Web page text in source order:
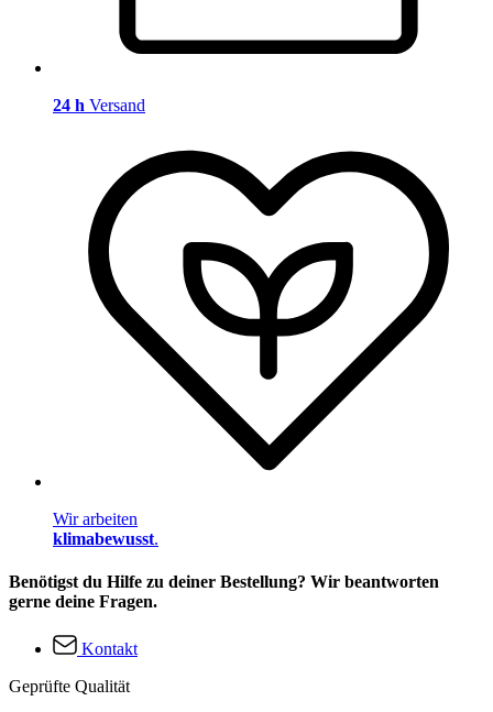
24 h Versand
Wir arbeiten
klimabewusst.
Benötigst du Hilfe zu deiner Bestellung? Wir beantworten
gerne deine Fragen.
Kontakt
Geprüfte Qualität